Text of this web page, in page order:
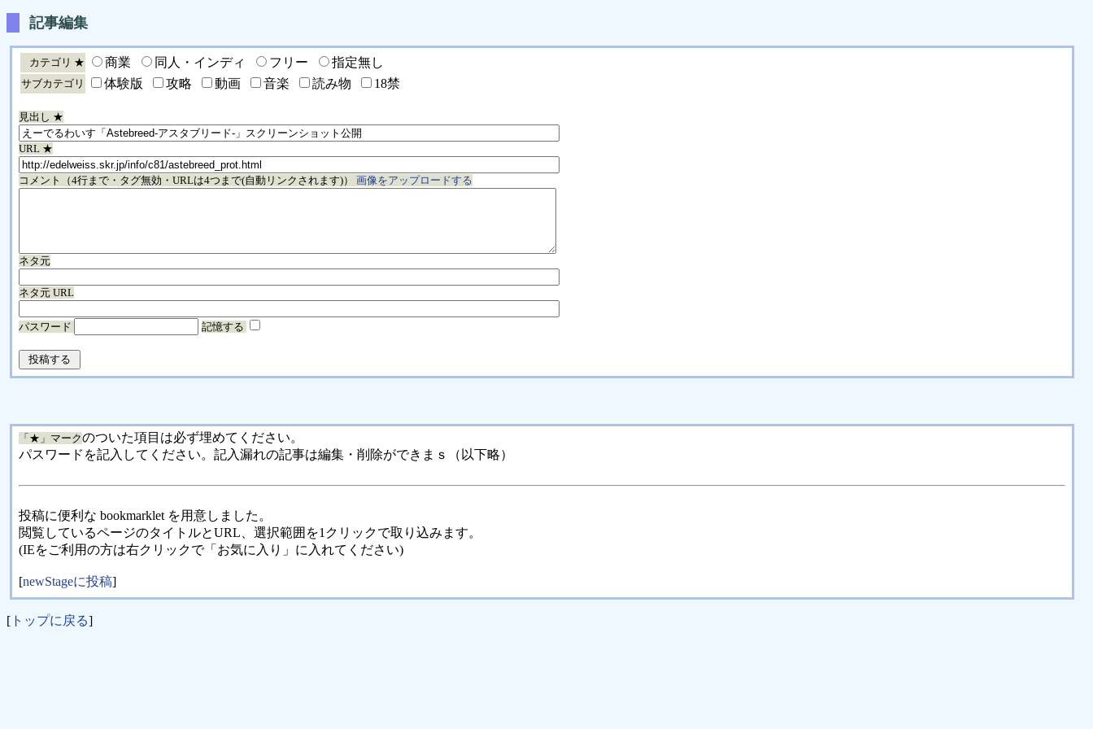
記事編集
カテゴリ ★ 商業 同人・インディ フリー 指定無し
サブカテゴリ 体験版 攻略 動画 音楽 読み物 18禁
見出し ★
URL ★
コメント（4行まで・タグ無効・URLは4つまで(自動リンクされます)） 画像をアップロードする
ネタ元
ネタ元 URL
パスワード 記憶する
「★」マークのついた項目は必ず埋めてください。
パスワードを記入してください。記入漏れの記事は編集・削除ができまｓ（以下略）
投稿に便利な bookmarklet を用意しました。
閲覧しているページのタイトルとURL、選択範囲を1クリックで取り込みます。
(IEをご利用の方は右クリックで「お気に入り」に入れてください)
[newStageに投稿]
[ トップに戻る]